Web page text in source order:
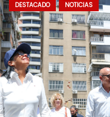
DESTACADO NOTICIAS